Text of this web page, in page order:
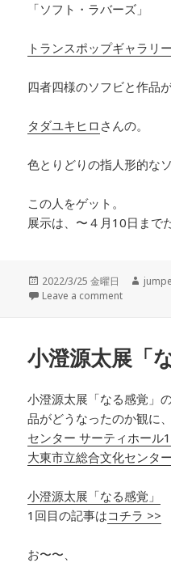
「ソフト・ラバーズ」
トランスポップギャラリー
四者四様のソフビと作品
タダユキヒロ さんの。
色とりどりの指人形的な
この人をゲット。
展示は、〜 ４月10日まで
投
稿
2022/3/25 金曜日
作
Leave a comment
小澄源太展「
小澄源太展「なる感覚」
品がどうなったのか観に
センター サーティホール
大東市立総合文化センター
小澄源太展「なる感覚」
1回目の記事はコチラ >>
お〜〜、